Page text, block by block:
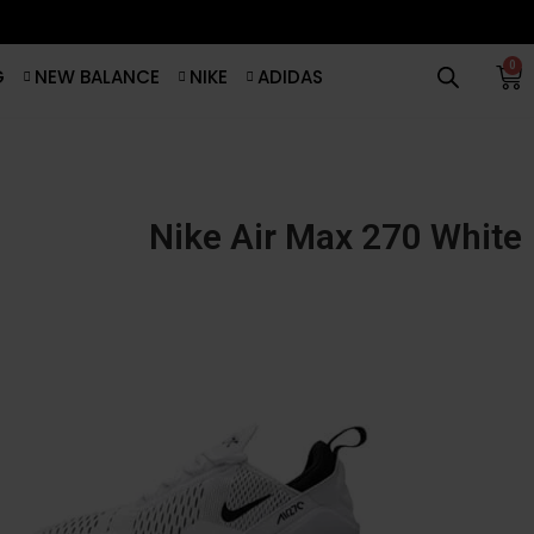
0
ADIDAS
NIKE
NEW BALANCE
Nike Air Max 270 White